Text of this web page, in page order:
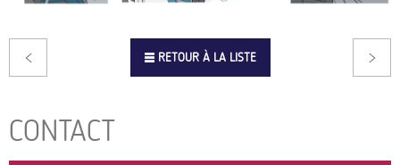
RETOUR À LA LISTE
CONTACT